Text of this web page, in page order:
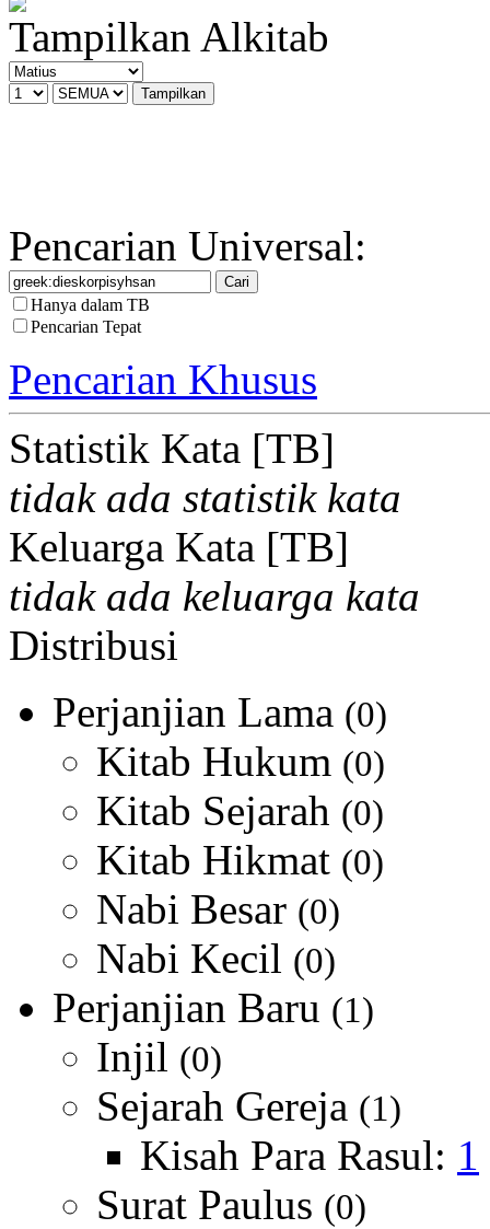
Tampilkan Alkitab
Pencarian Universal:
Hanya dalam TB
Pencarian Tepat
Pencarian Khusus
Statistik Kata [TB]
tidak ada statistik kata
Keluarga Kata [TB]
tidak ada keluarga kata
Distribusi
Perjanjian Lama (0)
Kitab Hukum (0)
Kitab Sejarah (0)
Kitab Hikmat (0)
Nabi Besar (0)
Nabi Kecil (0)
Perjanjian Baru (1)
Injil (0)
Sejarah Gereja (1)
Kisah Para Rasul: 1
Surat Paulus (0)